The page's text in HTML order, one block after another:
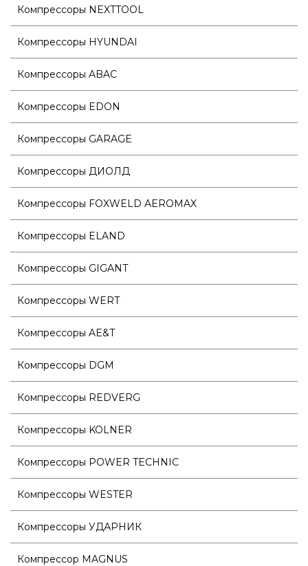
Компрессоры NEXTTOOL
Компрессоры HYUNDAI
Компрессоры ABAC
Компрессоры EDON
Компрессоры GARAGE
Компрессоры ДИОЛД
Компрессоры FOXWELD AEROMAX
Компрессоры ELAND
Компрессоры GIGANT
Компрессоры WERT
Компрессоры AE&T
Компрессоры DGM
Компрессоры REDVERG
Компрессоры KOLNER
Компрессоры POWER TECHNIC
Компрессоры WESTER
Компрессоры УДАРНИК
Компрессор MAGNUS